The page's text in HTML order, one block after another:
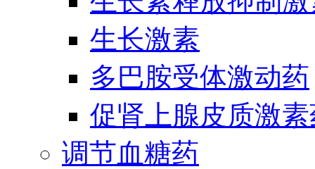
生长激素
多巴胺受体激动药
促肾上腺皮质激
调节血糖药